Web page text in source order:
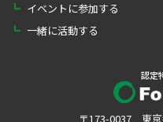
イベントに参加する
一緒に活動する
認定
〒173-0037 東